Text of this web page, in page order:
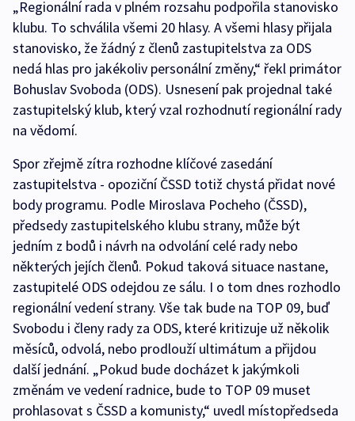
„Regionální rada v plném rozsahu podpořila stanovisko
klubu. To schválila všemi 20 hlasy. A všemi hlasy přijala
stanovisko, že žádný z členů zastupitelstva za ODS
nedá hlas pro jakékoliv personální změny,“ řekl primátor
Bohuslav Svoboda (ODS). Usnesení pak projednal také
zastupitelský klub, který vzal rozhodnutí regionální rady
na vědomí.
Spor zřejmě zítra rozhodne klíčové zasedání
zastupitelstva - opoziční ČSSD totiž chystá přidat nové
body programu. Podle Miroslava Pocheho (ČSSD),
předsedy zastupitelského klubu strany, může být
jedním z bodů i návrh na odvolání celé rady nebo
některých jejích členů. Pokud taková situace nastane,
zastupitelé ODS odejdou ze sálu. I o tom dnes rozhodlo
regionální vedení strany. Vše tak bude na TOP 09, buď
Svobodu i členy rady za ODS, které kritizuje už několik
měsíců, odvolá, nebo prodlouží ultimátum a přijdou
další jednání. „Pokud bude docházet k jakýmkoli
změnám ve vedení radnice, bude to TOP 09 muset
prohlasovat s ČSSD a komunisty,“ uvedl místopředseda